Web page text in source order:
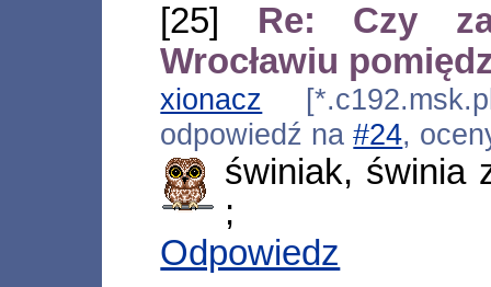
[25] Re: Czy
Wrocławiu
xionacz
odpowiedź na#24,
świniak, świnia
;
Odpowiedz